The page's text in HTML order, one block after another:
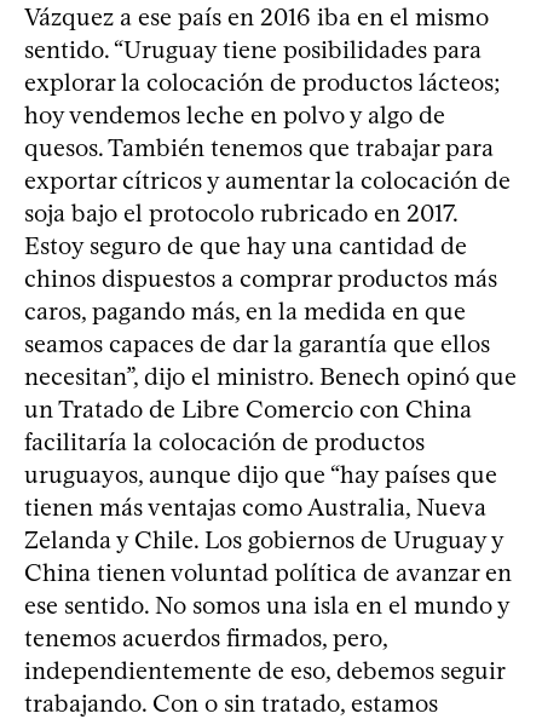
Vázquez a ese país en 2016 iba en el mismo
sentido. “Uruguay tiene posibilidades para
explorar la colocación de productos lácteos;
hoy vendemos leche en polvo y algo de
quesos. También tenemos que trabajar para
exportar cítricos y aumentar la colocación de
soja bajo el protocolo rubricado en 2017.
Estoy seguro de que hay una cantidad de
chinos dispuestos a comprar productos más
caros, pagando más, en la medida en que
seamos capaces de dar la garantía que ellos
necesitan”, dijo el ministro. Benech opinó que
un Tratado de Libre Comercio con China
facilitaría la colocación de productos
uruguayos, aunque dijo que “hay países que
tienen más ventajas como Australia, Nueva
Zelanda y Chile. Los gobiernos de Uruguay y
China tienen voluntad política de avanzar en
ese sentido. No somos una isla en el mundo y
tenemos acuerdos firmados, pero,
independientemente de eso, debemos seguir
trabajando. Con o sin tratado, estamos